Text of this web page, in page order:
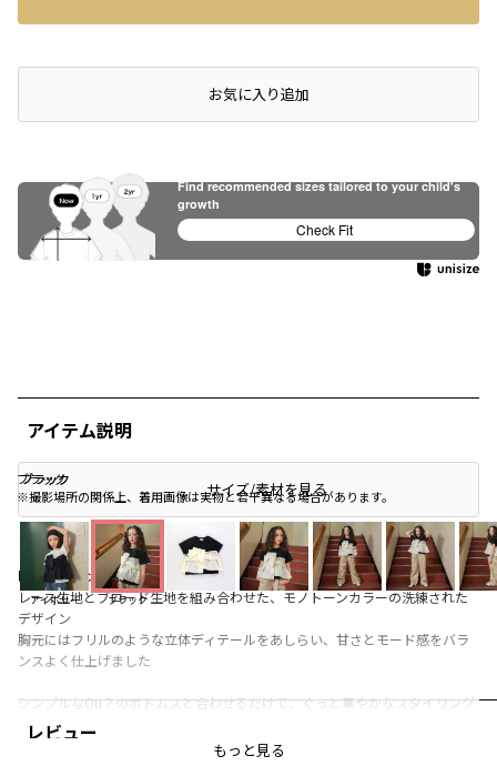
ブラック
※撮影場所の関係上、着用画像は実物と若干異なる場合があります。
ブラック
ブラック
アイボリー ブラック
レビュー
店頭在庫を確認するお気に入り追加
アイテム説明
サイズ/素材を見る
■商品ポイント
レース生地とブロード生地を組み合わせた、モノトーンカラーの洗練された
デザイン
胸元にはフリルのような立体ディテールをあしらい、甘さとモード感をバラ
ンスよく仕上げました
シンプルなOu？のボトムスと合わせるだけで、ぐっと華やかなスタイリング
が完成！
甘すぎないモノトーンだからこそ、ちょっと背伸びした大人っぽさも感じら
もっと見る
Find recommended sizes tailored to your child's
growth
Check Fit